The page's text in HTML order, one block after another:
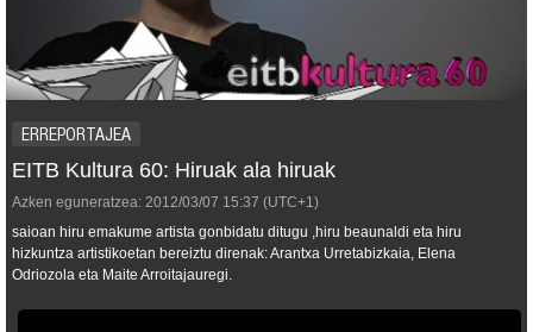
ERREPORTAJEA
EITB Kultura 60: Hiruak ala hiruak
Azken eguneratzea: 2012/03/07 15:37 (UTC+1)
saioan hiru emakume artista gonbidatu ditugu ,hiru beaunaldi eta hiru
hizkuntza artistikoetan bereiztu direnak: Arantxa Urretabizkaia, Elena
Odriozola eta Maite Arroitajauregi.